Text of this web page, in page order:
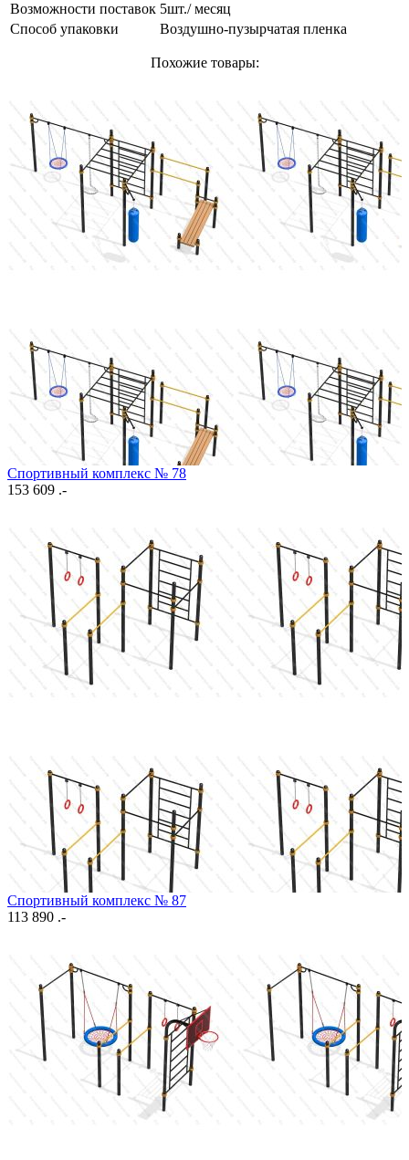
Возможности поставок 5шт./ месяц
Способ упаковки
Воздушно-пузырчатая пленка
Похожие товары:
Спортивный комплекс № 78
153 609 .-
Спортивный комплекс № 87
113 890 .-